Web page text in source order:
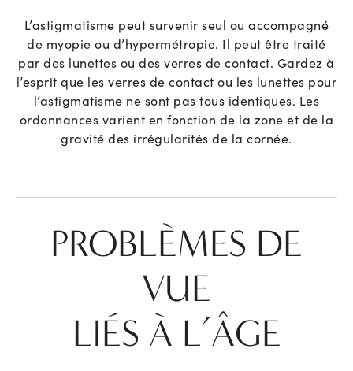
L’astigmatisme peut survenir seul ou accompagné
de myopie ou d’hypermétropie. Il peut être traité
par des lunettes ou des verres de contact. Gardez à
l’esprit que les verres de contact ou les lunettes pour
l’astigmatisme ne sont pas tous identiques. Les
ordonnances varient en fonction de la zone et de la
gravité des irrégularités de la cornée.
PROBLÈMES DE
VUE
LIÉS À L’ÂGE